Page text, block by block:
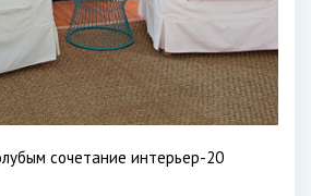
сочетание интерьер-20